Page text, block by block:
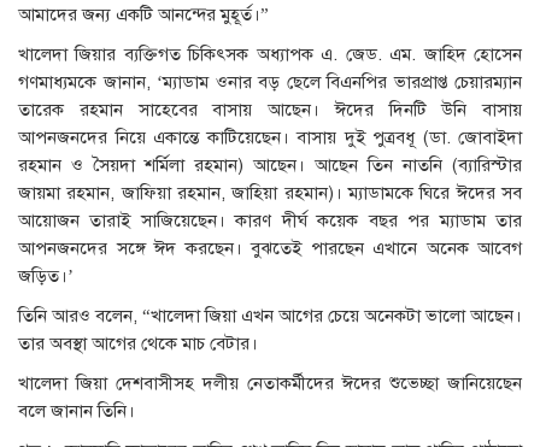
আমাদের জন্য একটি আনন্দের মুহূর্ত।”
খালেদা জিয়ার ব্যক্তিগত চিকিৎসক অধ্যাপক এ. জেড. এম. জাহিদ হোসেন
গণমাধ্যমকে জানান, ‘ম্যাডাম ওনার বড় ছেলে বিএনপির ভারপ্রাপ্ত চেয়ারম্যান
তারেক রহমান সাহেবের বাসায় আছেন। ঈদের দিনটি উনি বাসায়
আপনজনদের নিয়ে একান্তে কাটিয়েছেন। বাসায় দুই পুত্রবধূ (ডা. জোবাইদা
রহমান ও সৈয়দা শর্মিলা রহমান) আছেন। আছেন তিন নাতনি (ব্যারিস্টার
জায়মা রহমান, জাফিয়া রহমান, জাহিয়া রহমান)। ম্যাডামকে ঘিরে ঈদের সব
আয়োজন তারাই সাজিয়েছেন। কারণ দীর্ঘ কয়েক বছর পর ম্যাডাম তার
আপনজনদের সঙ্গে ঈদ করছেন। বুঝতেই পারছেন এখানে অনেক আবেগ
জড়িত।’
তিনি আরও বলেন, “খালেদা জিয়া এখন আগের চেয়ে অনেকটা ভালো আছেন।
তার অবস্থা আগের থেকে মাচ বেটার।
খালেদা জিয়া দেশবাসীসহ দলীয় নেতাকর্মীদের ঈদের শুভেচ্ছা জানিয়েছেন
বলে জানান তিনি।